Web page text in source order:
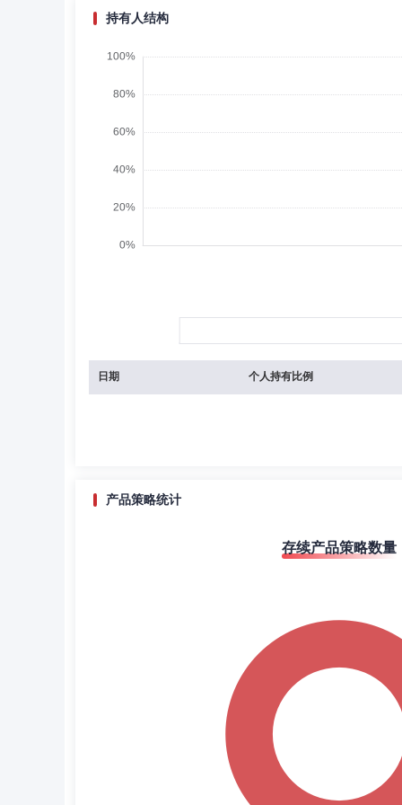
持有人结构
日期 个人持有比例
产品策略统计
存续产品策略数量